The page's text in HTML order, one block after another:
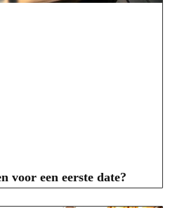
voor een eerste date?